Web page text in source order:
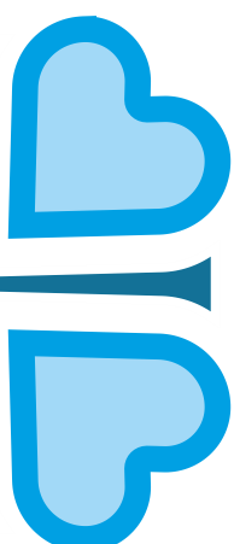
в
люди, которые
в делах
храмов и
участие делает
приходских
акций и
нуждающимся.
престарелым,
участвуют в сборе
Подписаться